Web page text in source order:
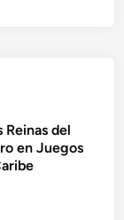
Reinas del
en Juegos